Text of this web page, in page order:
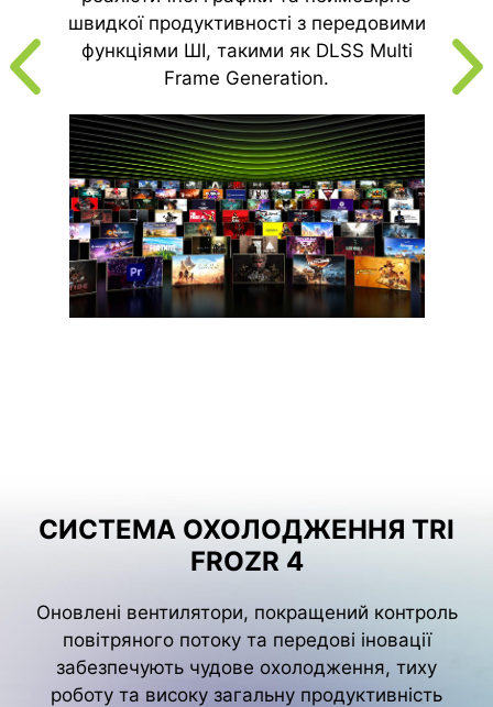
швидкої продуктивності з передовими
функціями ШІ, такими як DLSS Multi
Frame Generation.
СИСТЕМА ОХОЛОДЖЕННЯ TRI
FROZR 4
Оновлені вентилятори, покращений контроль
повітряного потоку та передові іновації
забезпечують чудове охолодження, тиху
роботу та високу загальну продуктивність